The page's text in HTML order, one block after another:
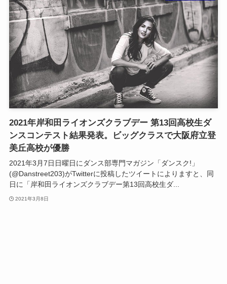
2021年岸和田ライオンズクラブデー 第13回高校生ダ
ンスコンテスト結果発表。ビッグクラスで大阪府立登
美丘高校が優勝
2021年3月7日日曜日にダンス部専門マガジン「ダンスク!」
(@Danstreet203)がTwitterに投稿したツイートによりますと、同
日に「岸和田ライオンズクラブデー第13回高校生ダ...
2021年3月8日